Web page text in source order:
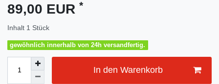
89,00 EUR *
Inhalt 1 Stück
gewöhnlich innerhalb von 24h versandfertig.
In den Warenkorb